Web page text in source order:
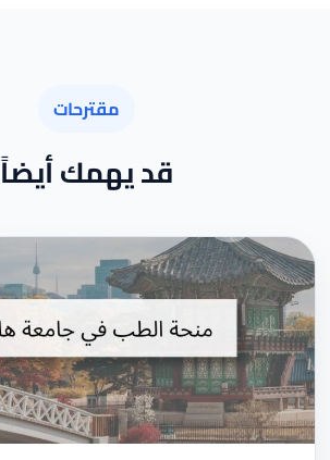
مقترحات
قد يهمك أيضاً